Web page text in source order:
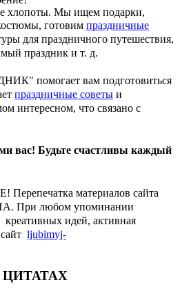
хлопоты. Мы ищем подарки,
готовим праздничные
для праздничного путешествия,
праздник и т. д.
помогает вам подготовиться
праздничные советы и
интересном, что связано с
вас! Будьте счастливы каждый
материалов сайта
При любом упоминании
креативных идей, активная
ljubimyj-
ЦИТАТАХ